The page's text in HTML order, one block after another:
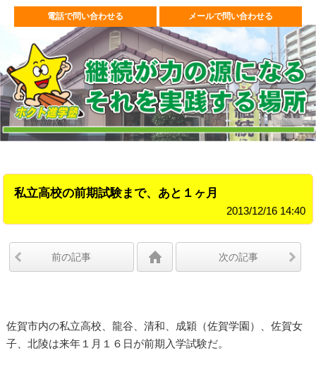
電話で問い合わせる メールで問い合わせる
私立高校の前期試験まで、あと１ヶ月
2013/12/16 14:40
前の記事 次の記事
佐賀市内の私立高校、龍谷、清和、成穎（佐賀学園）、佐賀女
子、北陵は来年１月１６日が前期入学試験だ。